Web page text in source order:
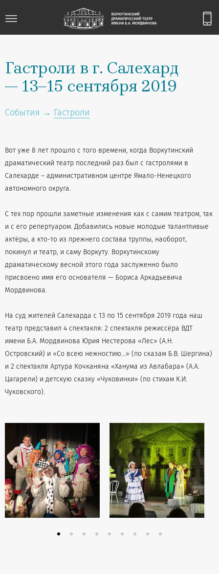
Гастроли в г. Салехард
— 13–15 сентября 2019
События → Гастроли
Вот уже 8 лет прошло с того времени, когда Воркутинский
драматический театр последний раз был с гастролями в
Салехарде – административном центре Ямало-Ненецкого
автономного округа.
С тех пор прошли заметные изменения как с самим театром, так
и с его репертуаром. Добавились новые молодые талантливые
актёры, а кто-то из прежнего состава труппы, наоборот,
покинул и театр, и саму Воркуту. Воркутинскому
драматическому весной этого года заслуженно было
присвоено имя его основателя — Бориса Аркадьевича
Мордвинова.
На суд жителей Салехарда с 13 по 15 сентября 2019 года наш
театр представил 4 спектакля: 2 спектакля режиссёра ВДТ
имени Б.А. Мордвинова Юрия Нестерова «Лес» (А.Н.
Островский) и «Со всею нежностию…» (по сказам Б.В. Шергина)
и 2 спектакля Артура Кочканяна «Ханума из Авлабара» (А.А.
Цагарели) и детскую сказку «Чуковинки» (по стихам К.И.
Чуковского).